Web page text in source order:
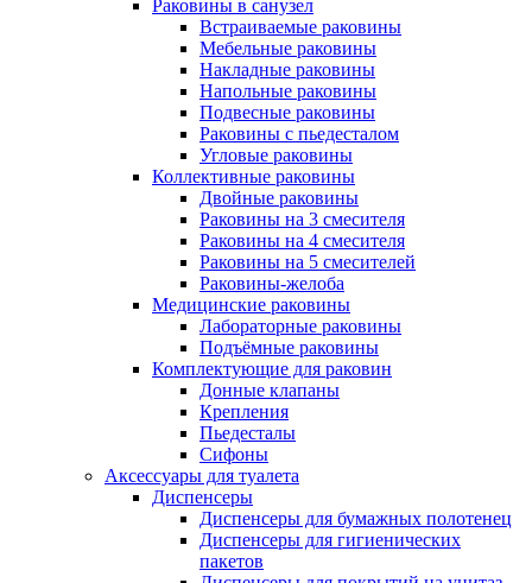
Раковины в санузел
Встраиваемые раковины
Мебельные раковины
Накладные раковины
Напольные раковины
Подвесные раковины
Раковины с пьедесталом
Угловые раковины
Коллективные раковины
Двойные раковины
Раковины на 3 смесителя
Раковины на 4 смесителя
Раковины на 5 смесителей
Раковины-желоба
Медицинские раковины
Лабораторные раковины
Подъёмные раковины
Комплектующие для раковин
Донные клапаны
Крепления
Пьедесталы
Сифоны
Аксессуары для туалета
Диспенсеры
Диспенсеры для бумажных полотенец
Диспенсеры для гигиенических
пакетов